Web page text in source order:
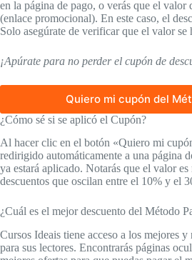
en la página de pago, o verás que el valor
(enlace promocional). En este caso, el
Solo asegúrate de verificar que el valor se
¡Apúrate para no perder el cupón de
Quiero mi cupón del
¿Cómo sé si se aplicó el Cupón?
Al hacer clic en el botón «Quiero mi
redirigido automáticamente a una página
ya estará aplicado. Notarás que el valor
descuentos que oscilan entre el 10% y el
¿Cuál es el mejor descuento del Método
Cursos Ideais tiene acceso a los mejores y
para sus lectores. Encontrarás páginas